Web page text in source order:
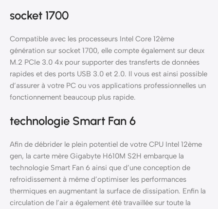
socket 1700
Compatible avec les processeurs Intel Core 12ème
génération sur socket 1700, elle compte également sur deux
M.2 PCIe 3.0 4x pour supporter des transferts de données
rapides et des ports USB 3.0 et 2.0. Il vous est ainsi possible
d’assurer à votre PC ou vos applications professionnelles un
fonctionnement beaucoup plus rapide.
technologie Smart Fan 6
Afin de débrider le plein potentiel de votre CPU Intel 12ème
gen, la carte mère Gigabyte H610M S2H embarque la
technologie Smart Fan 6 ainsi que d’une conception de
refroidissement à même d’optimiser les performances
thermiques en augmentant la surface de dissipation. Enfin la
circulation de l’air a également été travaillée sur toute la